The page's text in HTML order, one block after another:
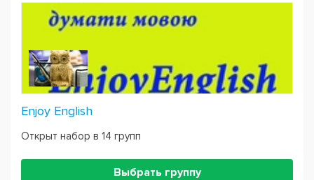
Enjoy English
Открыт набор в 14 групп
Выбрать группу